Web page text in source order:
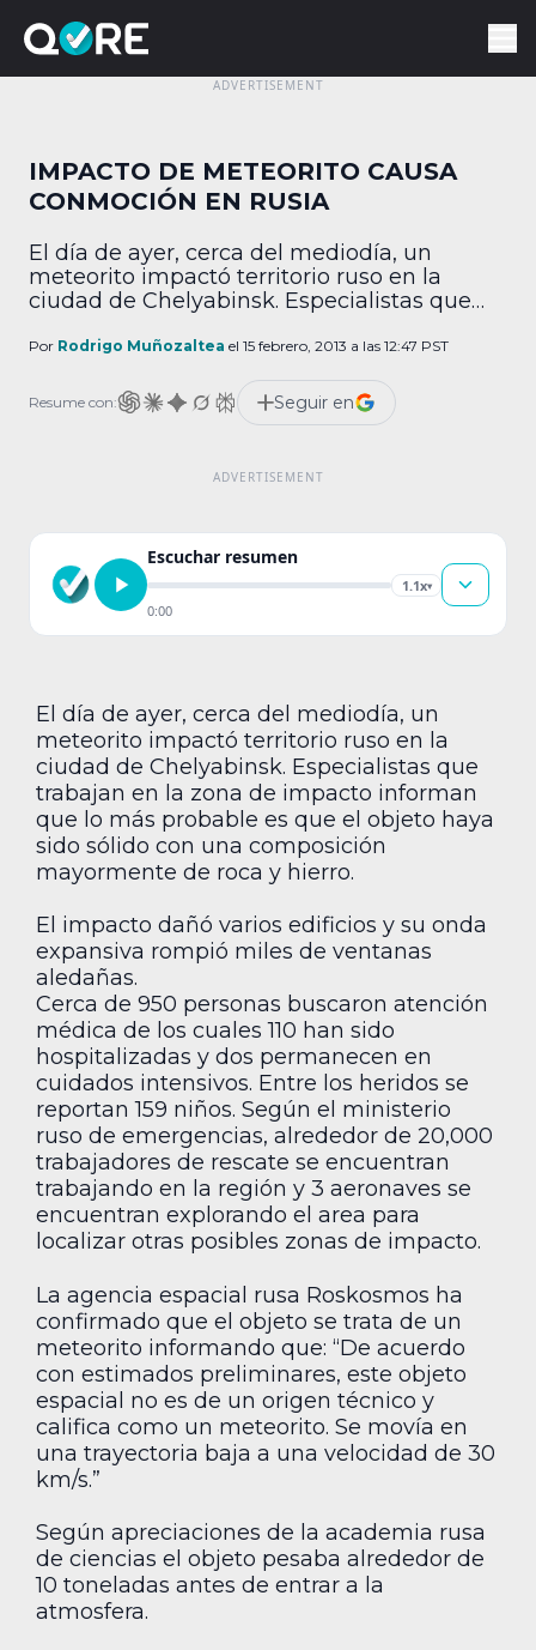
IMPACTO DE METEORITO CAUSA
CONMOCIÓN EN RUSIA
El día de ayer, cerca del mediodía, un
meteorito impactó territorio ruso en la
ciudad de Chelyabinsk. Especialistas que
que lo más probable es que el objeto haya
mayormente de roca y hierro. El impacto
dañó varios edificios y su onda expansiva
Por Rodrigo Muñozaltea el 15 febrero, 2013 a las 12:47 PST
Resume con: Seguir en
Escuchar resumen
1.1x▾
0:00
El día de ayer, cerca del mediodía, un
meteorito impactó territorio ruso en la
ciudad de Chelyabinsk. Especialistas que
trabajan en la zona de impacto informan
que lo más probable es que el objeto haya
sido sólido con una composición
mayormente de roca y hierro.
El impacto dañó varios edificios y su onda
expansiva rompió miles de ventanas
aledañas.
Cerca de 950 personas buscaron atención
médica de los cuales 110 han sido
hospitalizadas y dos permanecen en
cuidados intensivos. Entre los heridos se
reportan 159 niños. Según el ministerio
ruso de emergencias, alrededor de 20,000
trabajadores de rescate se encuentran
trabajando en la región y 3 aeronaves se
encuentran explorando el area para
localizar otras posibles zonas de impacto.
La agencia espacial rusa Roskosmos ha
confirmado que el objeto se trata de un
meteorito informando que: “De acuerdo
con estimados preliminares, este objeto
espacial no es de un origen técnico y
califica como un meteorito. Se movía en
una trayectoria baja a una velocidad de 30
km/s.”
Según apreciaciones de la academia rusa
de ciencias el objeto pesaba alrededor de
10 toneladas antes de entrar a la
atmosfera.